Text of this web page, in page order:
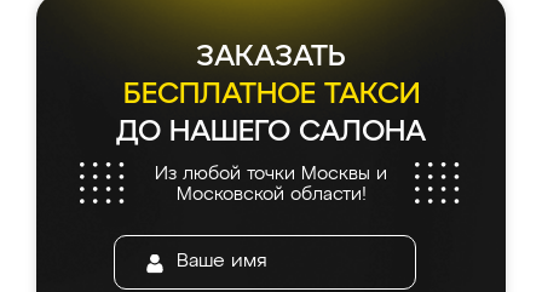
ЗАКАЗАТЬ
БЕСПЛАТНОЕ ТАКСИ
ДО НАШЕГО САЛОНА
Из любой точки Москвы и
Московской области!